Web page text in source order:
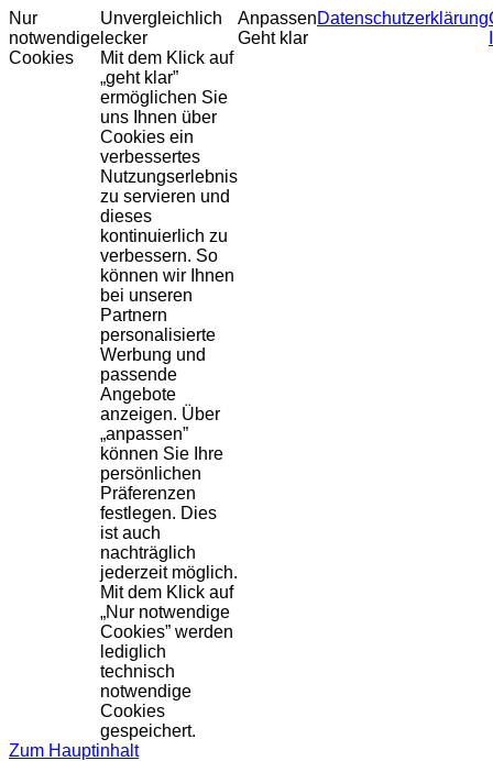
Nur
notwendige
Cookies
Unvergleichlich
lecker
Mit dem Klick auf
„geht klar”
ermöglichen Sie
uns Ihnen über
Cookies ein
verbessertes
Nutzungserlebnis
zu servieren und
dieses
kontinuierlich zu
verbessern. So
können wir Ihnen
bei unseren
Partnern
personalisierte
Werbung und
passende
Angebote
anzeigen. Über
„anpassen”
können Sie Ihre
persönlichen
Präferenzen
festlegen. Dies
ist auch
nachträglich
jederzeit möglich.
Mit dem Klick auf
„Nur notwendige
Cookies” werden
lediglich
technisch
notwendige
Cookies
gespeichert.
Anpassen
Geht klar
Datenschutzerklärung
Zum Hauptinhalt